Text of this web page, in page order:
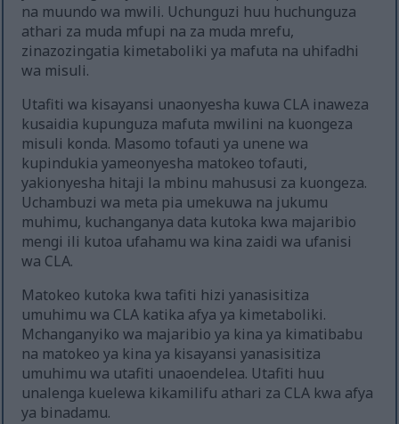
na muundo wa mwili. Uchunguzi huu huchunguza
athari za muda mfupi na za muda mrefu,
zinazozingatia kimetaboliki ya mafuta na uhifadhi
wa misuli.
Utafiti wa kisayansi unaonyesha kuwa CLA inaweza
kusaidia kupunguza mafuta mwilini na kuongeza
misuli konda. Masomo tofauti ya unene wa
kupindukia yameonyesha matokeo tofauti,
yakionyesha hitaji la mbinu mahususi za kuongeza.
Uchambuzi wa meta pia umekuwa na jukumu
muhimu, kuchanganya data kutoka kwa majaribio
mengi ili kutoa ufahamu wa kina zaidi wa ufanisi
wa CLA.
Matokeo kutoka kwa tafiti hizi yanasisitiza
umuhimu wa CLA katika afya ya kimetaboliki.
Mchanganyiko wa majaribio ya kina ya kimatibabu
na matokeo ya kina ya kisayansi yanasisitiza
umuhimu wa utafiti unaoendelea. Utafiti huu
unalenga kuelewa kikamilifu athari za CLA kwa afya
ya binadamu.